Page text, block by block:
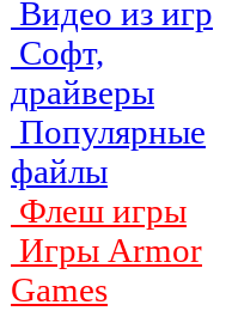
Видео из игр
Софт,
драйверы
Популярные
файлы
Флеш игры
Игры Armor
Games